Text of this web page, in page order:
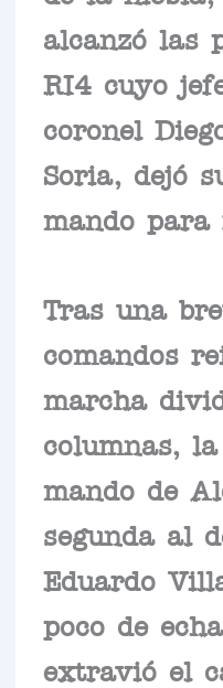
alcanzó las
RI4 cuyo
coronel
Soria, dejó
mando para
Tras una
comandos
marcha
columnas,
mando de
segunda al
Eduardo
poco de
extravió el